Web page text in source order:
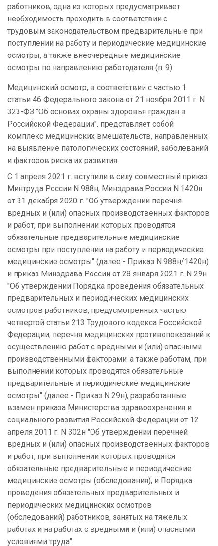
работников, одна из которых предусматривает
необходимость проходить в соответствии с
трудовым законодательством предварительные при
поступлении на работу и периодические медицинские
осмотры, а также внеочередные медицинские
осмотры по направлению работодателя (п. 9).
Медицинский осмотр, в соответствии с частью 1
статьи 46 Федерального закона от 21 ноября 2011 г. N
323-ФЗ "Об основах охраны здоровья граждан в
Российской Федерации", представляет собой
комплекс медицинских вмешательств, направленных
на выявление патологических состояний, заболеваний
и факторов риска их развития.
С 1 апреля 2021 г. вступили в силу совместный приказ
Минтруда России N 988н, Минздрава России N 1420н
от 31 декабря 2020 г. "Об утверждении перечня
вредных и (или) опасных производственных факторов
и работ, при выполнении которых проводятся
обязательные предварительные медицинские
осмотры при поступлении на работу и периодические
медицинские осмотры" (далее - Приказ N 988н/1420н)
и приказ Минздрава России от 28 января 2021 г. N 29н
"Об утверждении Порядка проведения обязательных
предварительных и периодических медицинских
осмотров работников, предусмотренных частью
четвертой статьи 213 Трудового кодекса Российской
Федерации, перечня медицинских противопоказаний к
осуществлению работ с вредными и (или) опасными
производственными факторами, а также работам, при
выполнении которых проводятся обязательные
предварительные и периодические медицинские
осмотры" (далее - Приказ N 29н), разработанные
взамен приказа Министерства здравоохранения и
социального развития Российской Федерации от 12
апреля 2011 г. N 302н "Об утверждении перечней
вредных и (или) опасных производственных факторов
и работ, при выполнении которых проводятся
обязательные предварительные и периодические
медицинские осмотры (обследования), и Порядка
проведения обязательных предварительных и
периодических медицинских осмотров
(обследований) работников, занятых на тяжелых
работах и на работах с вредными и (или) опасными
условиями труда".